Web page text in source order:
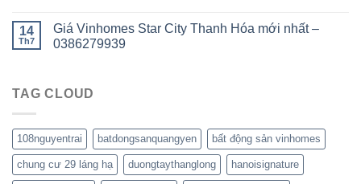
14
Th7
Giá Vinhomes Star City Thanh Hóa mới nhất –
0386279939
TAG CLOUD
108nguyentrai batdongsanquangyen bất động sản vinhomes
chung cư 29 láng hạ duongtaythanglong hanoisignature